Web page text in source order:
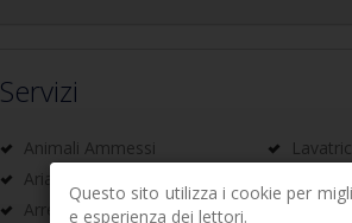
Servizi
Animali Ammessi
Aria condizionata
Arredato
PASS
(arrivo/
Questo sito utilizza i cookie per
e esperienza dei lettori.